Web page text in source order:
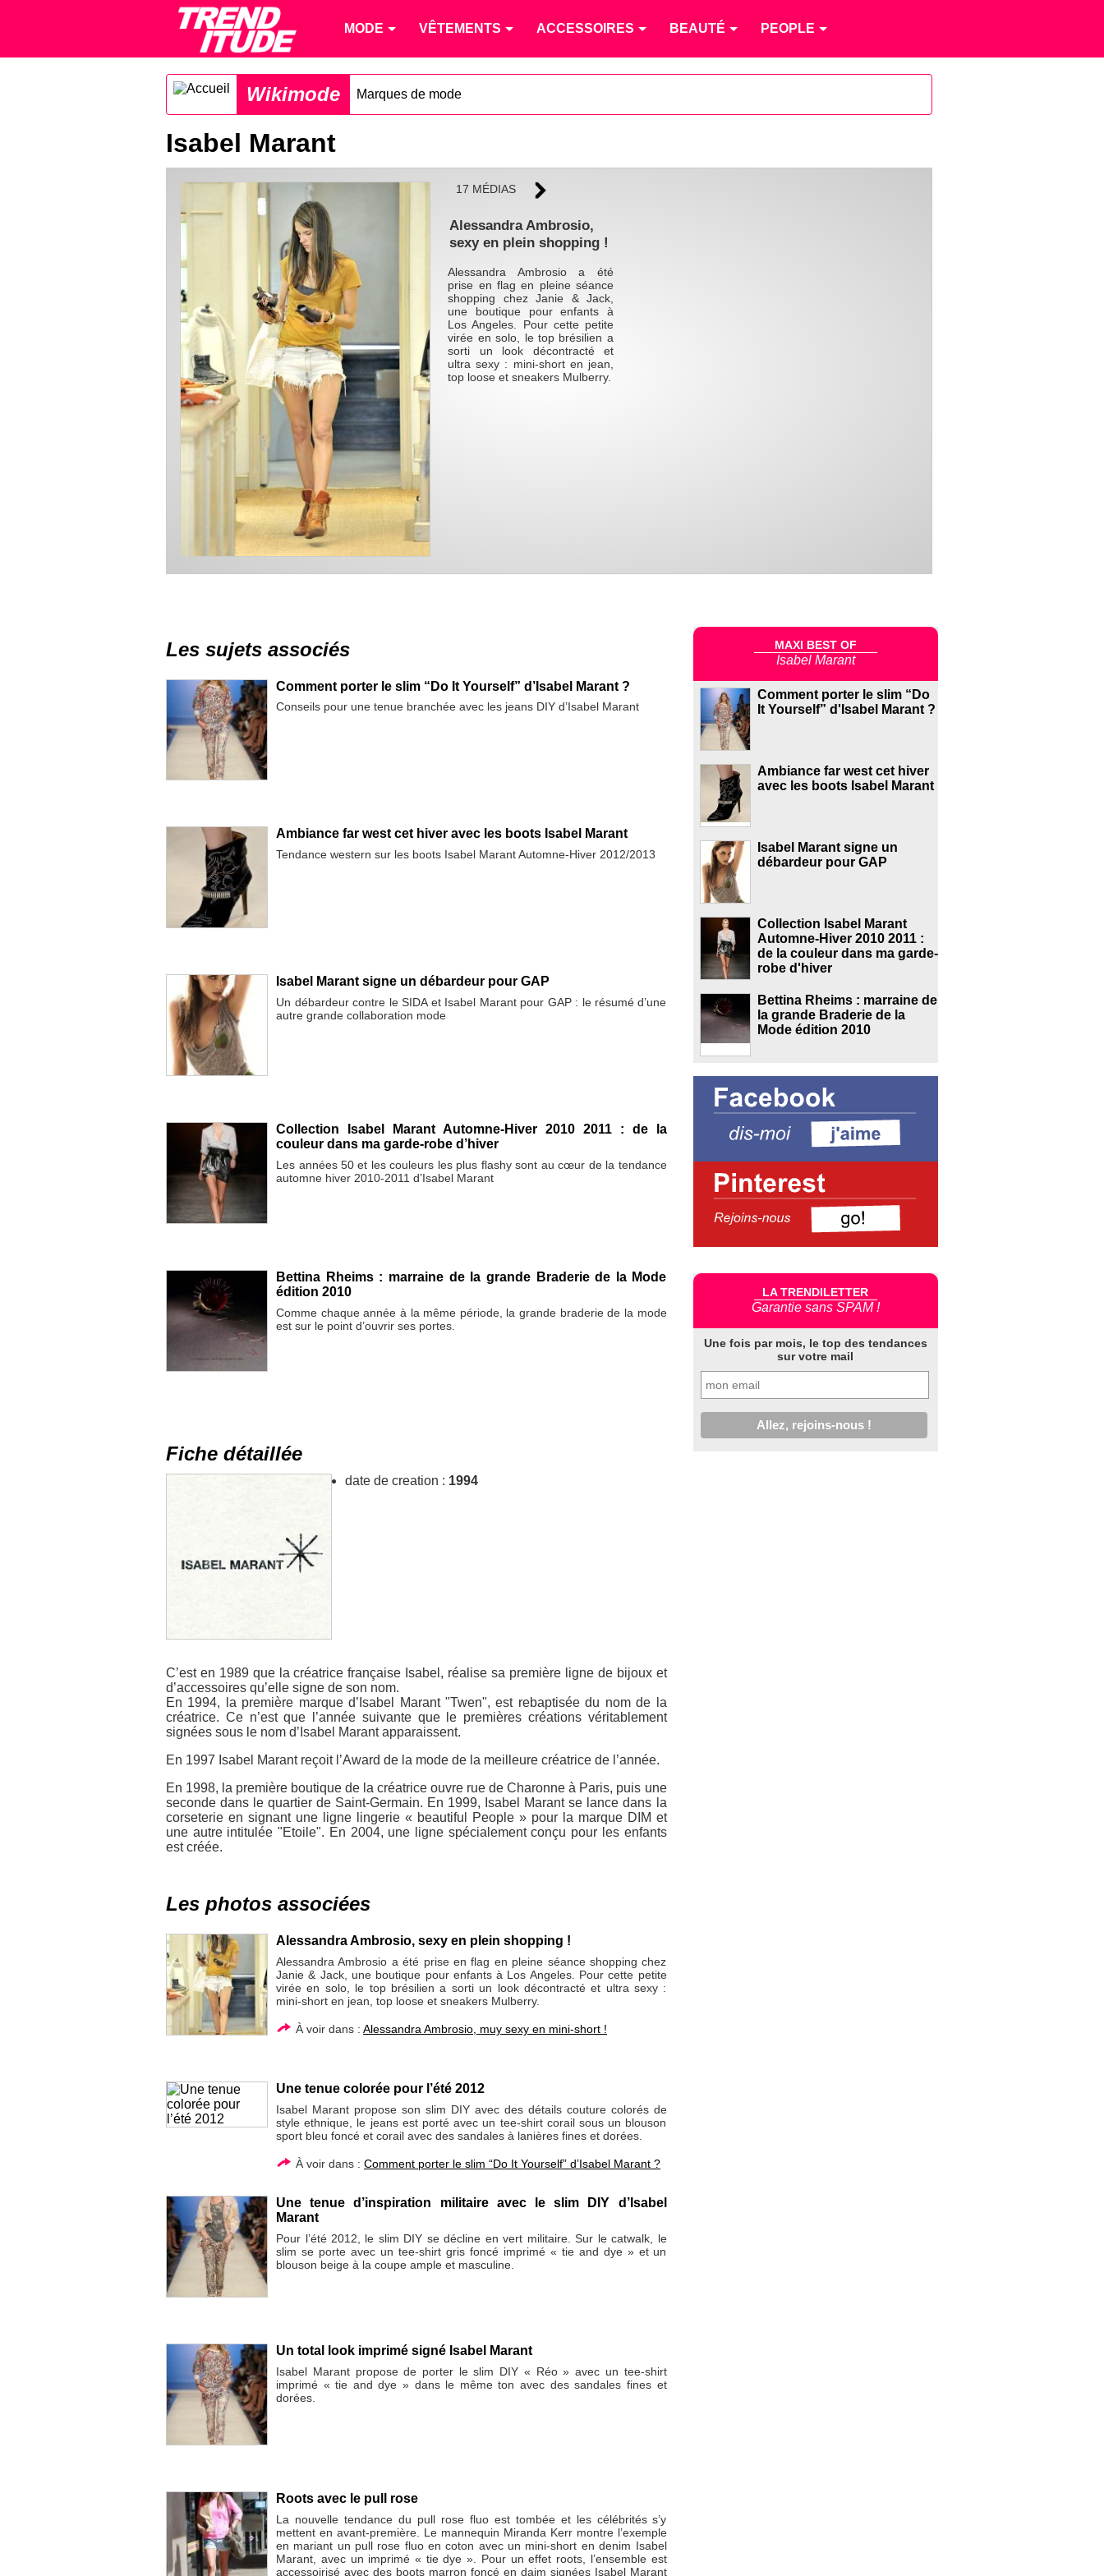
MODE VÊTEMENTS ACCESSOIRES BEAUTÉ PEOPLE
Wikimode Marques de mode
Isabel Marant
17 MÉDIAS
Alessandra Ambrosio,
sexy en plein shopping !
Alessandra Ambrosio a été
prise en flag en pleine séance
shopping chez Janie & Jack,
une boutique pour enfants à
Los Angeles. Pour cette petite
virée en solo, le top brésilien a
sorti un look décontracté et
ultra sexy : mini-short en jean,
top loose et sneakers Mulberry.
Les sujets associés
Comment porter le slim “Do It Yourself” d’Isabel Marant ?
Conseils pour une tenue branchée avec les jeans DIY d’Isabel Marant
Ambiance far west cet hiver avec les boots Isabel Marant
Tendance western sur les boots Isabel Marant Automne-Hiver 2012/2013
Isabel Marant signe un débardeur pour GAP
Un débardeur contre le SIDA et Isabel Marant pour GAP : le résumé d’une
autre grande collaboration mode
Collection Isabel Marant Automne-Hiver 2010 2011 : de la
couleur dans ma garde-robe d’hiver
Les années 50 et les couleurs les plus flashy sont au cœur de la tendance
automne hiver 2010-2011 d’Isabel Marant
Bettina Rheims : marraine de la grande Braderie de la Mode
édition 2010
Comme chaque année à la même période, la grande braderie de la mode
est sur le point d’ouvrir ses portes.
Fiche détaillée
date de creation : 1994
C’est en 1989 que la créatrice française Isabel, réalise sa première ligne de bijoux et
d’accessoires qu’elle signe de son nom.
En 1994, la première marque d’Isabel Marant "Twen", est rebaptisée du nom de la
créatrice. Ce n’est que l’année suivante que le premières créations véritablement
signées sous le nom d’Isabel Marant apparaissent.
En 1997 Isabel Marant reçoit l’Award de la mode de la meilleure créatrice de l’année.
En 1998, la première boutique de la créatrice ouvre rue de Charonne à Paris, puis une
seconde dans le quartier de Saint-Germain. En 1999, Isabel Marant se lance dans la
corseterie en signant une ligne lingerie « beautiful People » pour la marque DIM et
une autre intitulée "Etoile". En 2004, une ligne spécialement conçu pour les enfants
est créée.
Les photos associées
Alessandra Ambrosio, sexy en plein shopping !
Alessandra Ambrosio a été prise en flag en pleine séance shopping chez
Janie & Jack, une boutique pour enfants à Los Angeles. Pour cette petite
virée en solo, le top brésilien a sorti un look décontracté et ultra sexy :
mini-short en jean, top loose et sneakers Mulberry.
À voir dans :Alessandra Ambrosio, muy sexy en mini-short !
Une tenue colorée pour l’été 2012
Isabel Marant propose son slim DIY avec des détails couture colorés de
style ethnique, le jeans est porté avec un tee-shirt corail sous un blouson
sport bleu foncé et corail avec des sandales à lanières fines et dorées.
À voir dans :Comment porter le slim “Do It Yourself” d’Isabel Marant ?
Une tenue d’inspiration militaire avec le slim DIY d’Isabel
Marant
Pour l’été 2012, le slim DIY se décline en vert militaire. Sur le catwalk, le
slim se porte avec un tee-shirt gris foncé imprimé « tie and dye » et un
blouson beige à la coupe ample et masculine.
Un total look imprimé signé Isabel Marant
Isabel Marant propose de porter le slim DIY « Réo » avec un tee-shirt
imprimé « tie and dye » dans le même ton avec des sandales fines et
dorées.
Roots avec le pull rose
La nouvelle tendance du pull rose fluo est tombée et les célébrités s’y
mettent en avant-première. Le mannequin Miranda Kerr montre l’exemple
en mariant un pull rose fluo en coton avec un mini-short en denim Isabel
Marant, avec un imprimé « tie dye ». Pour un effet roots, l’ensemble est
accessoirisé avec des boots marron foncé en daim signées Isabel Marant
MAXI BEST OF
Isabel Marant
Comment porter le slim “Do
It Yourself” d'Isabel Marant ?
Ambiance far west cet hiver
avec les boots Isabel Marant
Isabel Marant signe un
débardeur pour GAP
Collection Isabel Marant
Automne-Hiver 2010 2011 :
de la couleur dans ma garde-
robe d'hiver
Bettina Rheims : marraine de
la grande Braderie de la
Mode édition 2010
LA TRENDILETTER
Garantie sans SPAM !
Une fois par mois, le top des tendances
sur votre mail